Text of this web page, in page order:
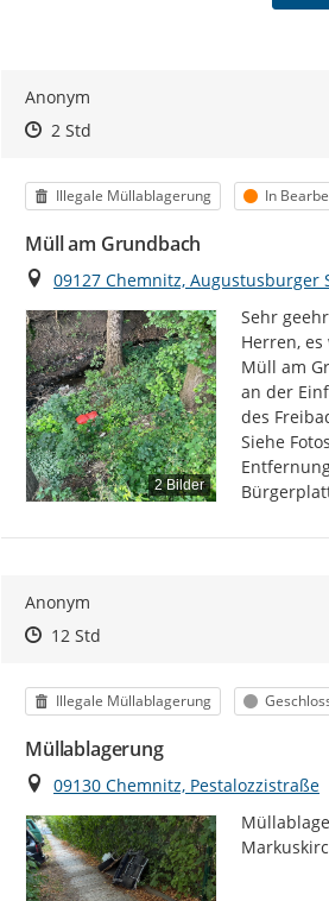
Anonym
Zeitpunkt des Erstellens
Zeitpunkt des Erstellens
2 StdZur Äußerung
Kategorie
Illegale Müllablagerung Status
In
Müll am Grundbach
Ort
09127 Chemnitz, Augustusburger
2 Bilder
Sehr
Herren,
Müll am
an der
des
Siehe
Anonym
Zeitpunkt des Erstellens
Zeitpunkt des Erstellens
12 StdZur Äußerung
Kategorie
Illegale Müllablagerung Status
Müllablagerung
Ort
09130 Chemnitz, Pestalozzistraße